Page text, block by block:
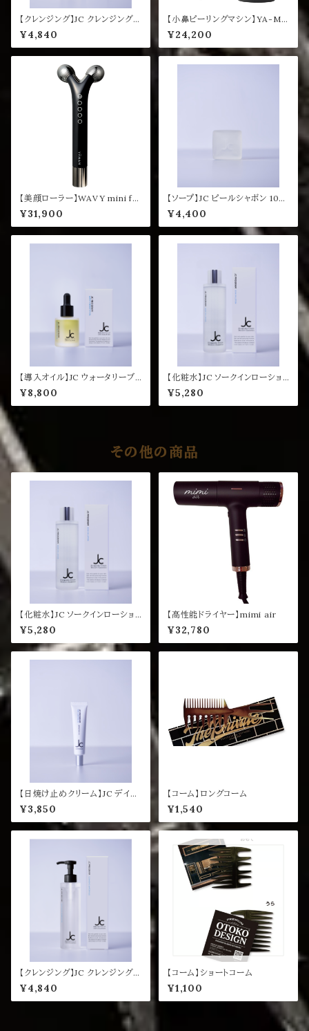
【クレンジング】JC クレンジングウ
ォーター プラス 200mL
¥4,840
【小鼻ピーリングマシン】YA-MA
N ヒートソニックピーリング for S
alon
¥24,200
【美顔ローラー】WAVY mini fo
r salon YAMAN
¥31,900
【ソープ】JC ピールシャボン 100
g
¥4,400
【導入オイル】JC ウォータリーブ
ースターオイル
¥8,800
【化粧水】JC ソークインローショ
ン 200mL
¥5,280
その他の商品
【化粧水】JC ソークインローショ
ン 200mL
¥5,280
【高性能ドライヤー】mimi air
¥32,780
【日焼け止めクリーム】JC デイリ
ースキンヴェール UV 30g
¥3,850
【コーム】ロングコーム
¥1,540
【クレンジング】JC クレンジングウ
ォーター プラス 200mL
¥4,840
【コーム】ショートコーム
¥1,100